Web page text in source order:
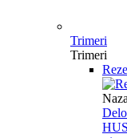
Trimeri
Trimeri